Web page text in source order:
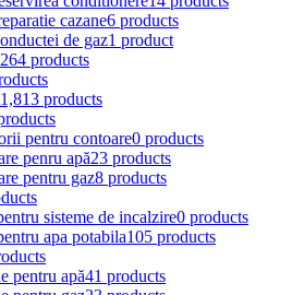
cazane6 products
de gaz1 product
products
1,813 products
pentru contoare0 products
penru apă23 products
pentru gaz8 products
sisteme de incalzire0 products
apa potabila105 products
pentru apă41 products